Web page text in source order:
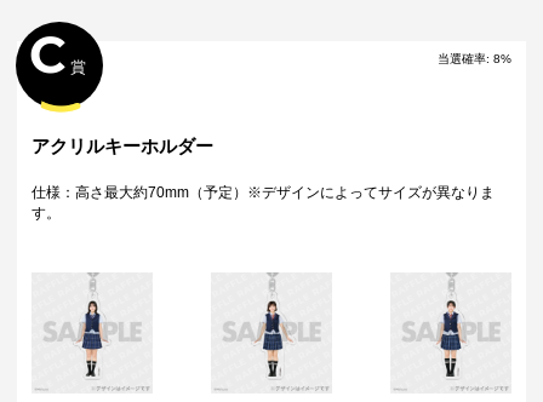
当選確率: 8%
C 賞
アクリルキーホルダー
仕様：高さ最大約70mm（予定）※デザインによってサイズが異なりま
す。